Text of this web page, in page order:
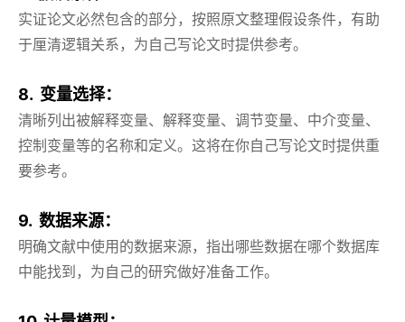
实证论文必然包含的部分，按照原文整理假设条件，有助
于厘清逻辑关系，为自己写论文时提供参考。
8. 变量选择：
清晰列出被解释变量、解释变量、调节变量、中介变量、
控制变量等的名称和定义。这将在你自己写论文时提供重
要参考。
9. 数据来源：
明确文献中使用的数据来源，指出哪些数据在哪个数据库
中能找到，为自己的研究做好准备工作。